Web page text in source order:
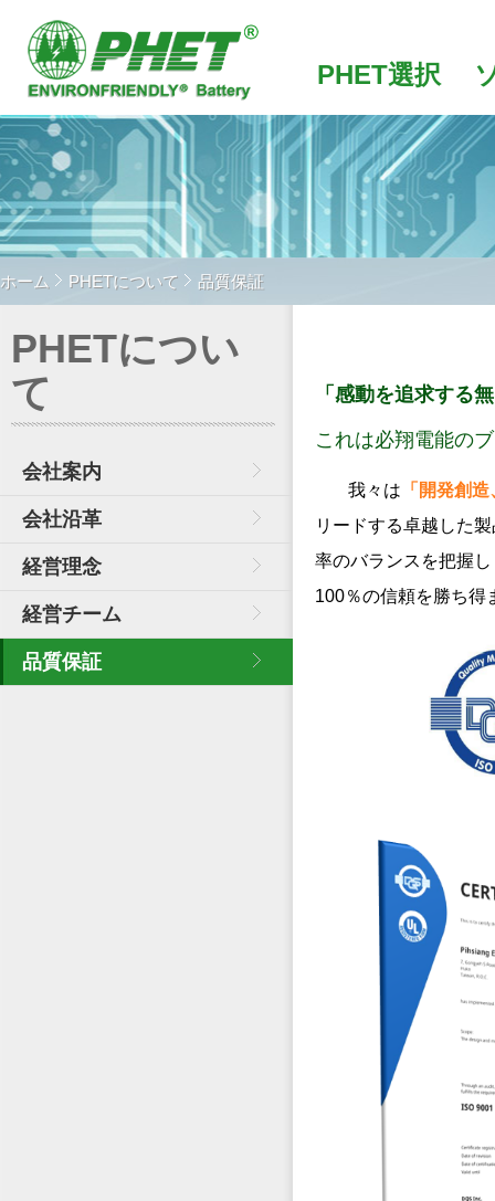
PHET選択
ホーム PHETについて 品質保証
PHETについ
て
会社案内
会社沿革
経営理念
経営チーム
品質保証
「感動を追求する
これは必翔電能の
我々は 「開発創
リードする卓越した
率のバランスを把握
100％の信頼を勝ち得